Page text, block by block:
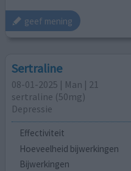
geef mening
Sertraline
08-01-2025 | Man | 21
sertraline (50mg)
Depressie
Effectiviteit
Hoeveelheid bijwerkingen
Bijwerkingen